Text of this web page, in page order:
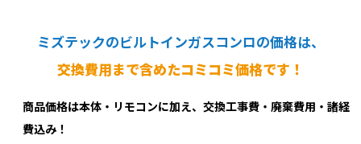
ミズテックのビルトインガスコンロの価格は、
交換費用まで含めたコミコミ価格です！
商品価格は本体・リモコンに加え、交換工事費・廃棄費用・諸経
費込み！